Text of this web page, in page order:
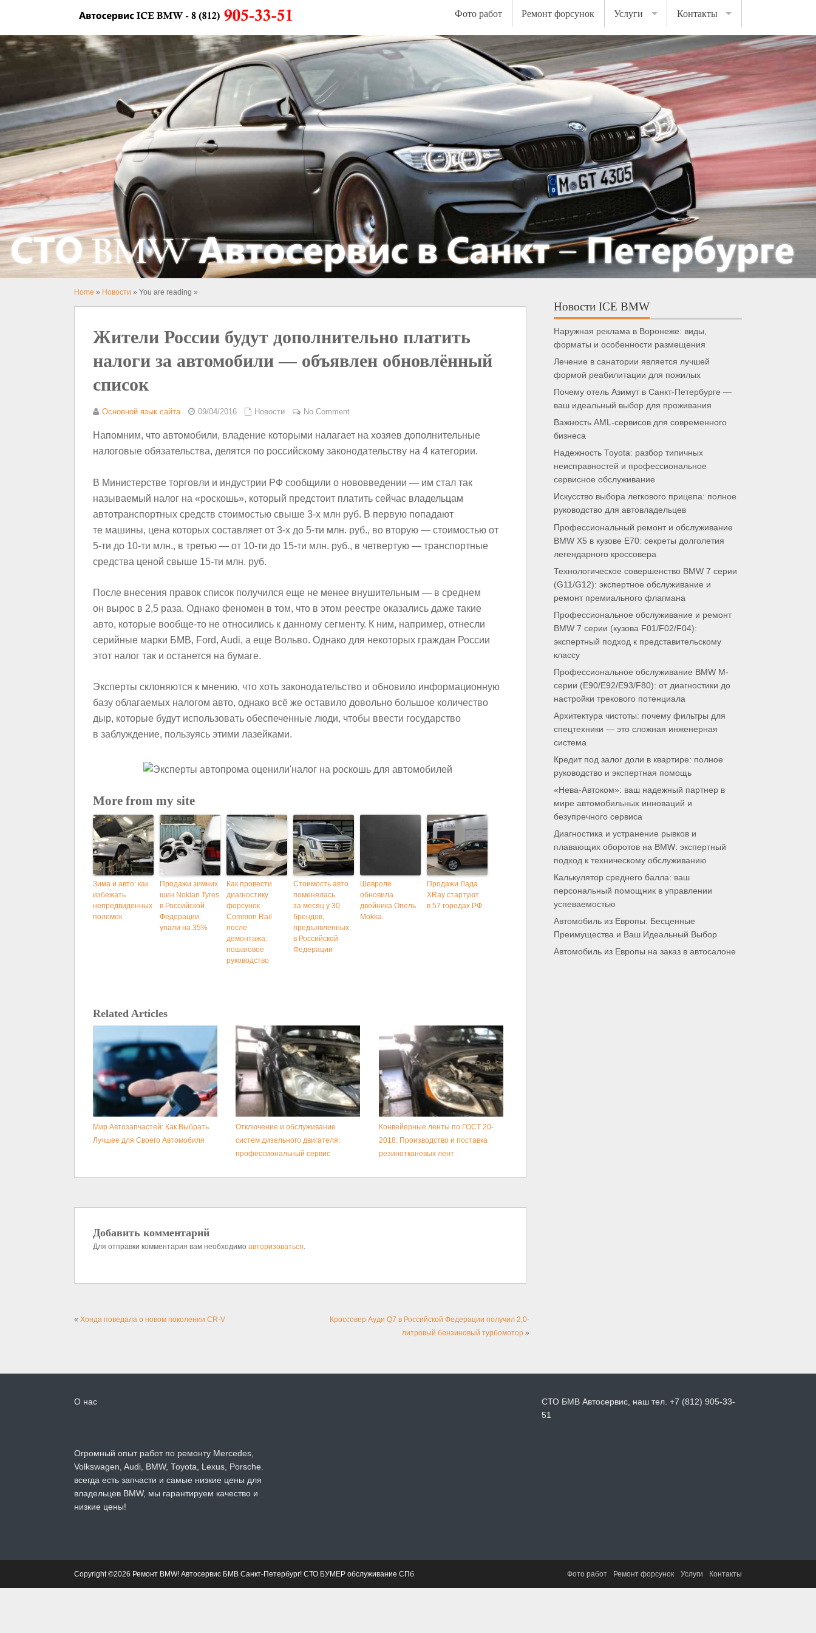
Фото работ Ремонт форсунок Услуги Контакты
Home » Новости » You are reading »
Жители России будут дополнительно платить
налоги за автомобили — объявлен обновлённый
список
Основной язык сайта 09/04/2016 Новости No Comment
Напомним, что автомобили, владение которыми налагает на хозяев дополнительные
налоговые обязательства, делятся по российскому законодательству на 4 категории.
В Министерстве торговли и индустрии РФ сообщили о нововведении — им стал так
называемый налог на «роскошь», который предстоит платить сейчас владельцам
автотранспортных средств стоимостью свыше 3-х млн руб. В первую попадают
те машины, цена которых составляет от 3-х до 5-ти млн. руб., во вторую — стоимостью от
5-ти до 10-ти млн., в третью — от 10-ти до 15-ти млн. руб., в четвертую — транспортные
средства ценой свыше 15-ти млн. руб.
После внесения правок список получился еще не менее внушительным — в среднем
он вырос в 2,5 раза. Однако феномен в том, что в этом реестре оказались даже такие
авто, которые вообще-то не относились к данному сегменту. К ним, например, отнесли
серийные марки БМВ, Ford, Audi, а еще Вольво. Однако для некоторых граждан России
этот налог так и останется на бумаге.
Эксперты склоняются к мнению, что хоть законодательство и обновило информационную
базу облагаемых налогом авто, однако всё же оставило довольно большое количество
дыр, которые будут использовать обеспеченные люди, чтобы ввести государство
в заблуждение, пользуясь этими лазейками.
More from my site
Зима и авто: как
избежать
непредвиденных
поломок
Продажи зимних
шин Nokian Tyres
в Российской
Федерации
упали на 35%
Как провести
диагностику
форсунок
Common Rail
после
демонтажа:
пошаговое
руководство
Стоимость авто
поменялась
за месяц у 30
брендов,
предъявленных
в Российской
Федерации
Шевроле
обновила
двойника Опель
Mokka
Продажи Лада
XRay стартуют
в 57 городах РФ
Related Articles
Мир Автозапчастей: Как Выбрать
Лучшее для Своего Автомобиля
Отключение и обслуживание
систем дизельного двигателя:
профессиональный сервис
Конвейерные ленты по ГОСТ 20-
2018: Производство и поставка
резинотканевых лент
Добавить комментарий
Для отправки комментария вам необходимо авторизоваться.
« Хонда поведала о новом поколении CR-V
Кроссовер Ауди Q7 в Российской Федерации получил 2,0-
литровый бензиновый турбомотор »
Новости ICE BMW
Наружная реклама в Воронеже: виды,
форматы и особенности размещения
Лечение в санатории является лучшей
формой реабилитации для пожилых
Почему отель Азимут в Санкт-Петербурге —
ваш идеальный выбор для проживания
Важность AML-сервисов для современного
бизнеса
Надежность Toyota: разбор типичных
неисправностей и профессиональное
сервисное обслуживание
Искусство выбора легкового прицепа: полное
руководство для автовладельцев
Профессиональный ремонт и обслуживание
BMW X5 в кузове E70: секреты долголетия
легендарного кроссовера
Технологическое совершенство BMW 7 серии
(G11/G12): экспертное обслуживание и
ремонт премиального флагмана
Профессиональное обслуживание и ремонт
BMW 7 серии (кузова F01/F02/F04):
экспертный подход к представительскому
классу
Профессиональное обслуживание BMW M-
серии (E90/E92/E93/F80): от диагностики до
настройки трекового потенциала
Архитектура чистоты: почему фильтры для
спецтехники — это сложная инженерная
система
Кредит под залог доли в квартире: полное
руководство и экспертная помощь
«Нева-Автоком»: ваш надежный партнер в
мире автомобильных инноваций и
безупречного сервиса
Диагностика и устранение рывков и
плавающих оборотов на BMW: экспертный
подход к техническому обслуживанию
Калькулятор среднего балла: ваш
персональный помощник в управлении
успеваемостью
Автомобиль из Европы: Бесценные
Преимущества и Ваш Идеальный Выбор
Автомобиль из Европы на заказ в автосалоне
О нас
Огромный опыт работ по ремонту Mercedes,
Volkswagen, Audi, BMW, Toyota, Lexus, Porsche.
всегда есть запчасти и самые низкие цены для
владельцев BMW, мы гарантируем качество и
низкие цены!
СТО БМВ Автосервис, наш тел. +7 (812) 905-33-
51
Copyright ©2026 Ремонт BMW! Автосервис БМВ Санкт-Петербург! СТО БУМЕР обслуживание СПб Фото работ Ремонт форсунок Услуги Контакты